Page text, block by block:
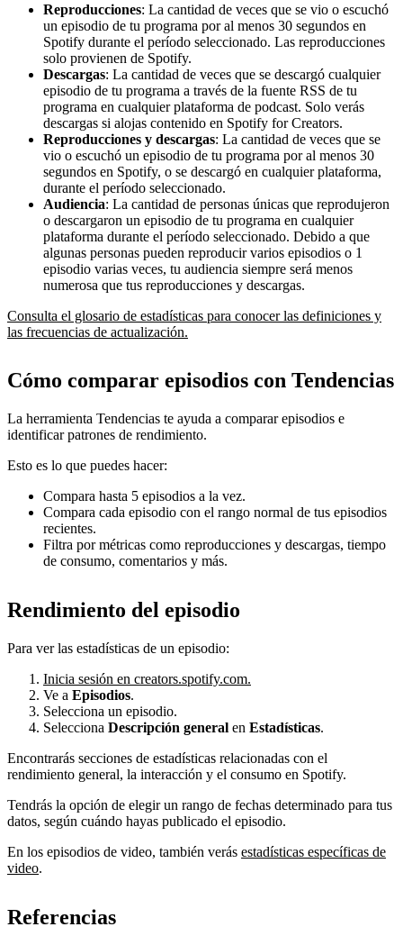
Reproducciones: La cantidad de veces que se vio o escuchó
un episodio de tu programa por al menos 30 segundos en
Spotify durante el período seleccionado. Las reproducciones
solo provienen de Spotify.
Descargas: La cantidad de veces que se descargó cualquier
episodio de tu programa a través de la fuente RSS de tu
programa en cualquier plataforma de podcast. Solo verás
descargas si alojas contenido en Spotify for Creators.
Reproducciones y descargas: La cantidad de veces que se
vio o escuchó un episodio de tu programa por al menos 30
segundos en Spotify, o se descargó en cualquier plataforma,
durante el período seleccionado.
Audiencia: La cantidad de personas únicas que reprodujeron
o descargaron un episodio de tu programa en cualquier
plataforma durante el período seleccionado. Debido a que
algunas personas pueden reproducir varios episodios o 1
episodio varias veces, tu audiencia siempre será menos
numerosa que tus reproducciones y descargas.
Consulta el glosario de estadísticas para conocer las definiciones y
las frecuencias de actualización.
Cómo comparar episodios con Tendencias
La herramienta Tendencias te ayuda a comparar episodios e
identificar patrones de rendimiento.
Esto es lo que puedes hacer:
Compara hasta 5 episodios a la vez.
Compara cada episodio con el rango normal de tus episodios
recientes.
Filtra por métricas como reproducciones y descargas, tiempo
de consumo, comentarios y más.
Rendimiento del episodio
Para ver las estadísticas de un episodio:
Inicia sesión en creators.spotify.com.
Ve a Episodios.
Selecciona un episodio.
Selecciona Descripción general en Estadísticas.
Encontrarás secciones de estadísticas relacionadas con el
rendimiento general, la interacción y el consumo en Spotify.
Tendrás la opción de elegir un rango de fechas determinado para tus
datos, según cuándo hayas publicado el episodio.
En los episodios de video, también verás estadísticas específicas de
video.
Referencias